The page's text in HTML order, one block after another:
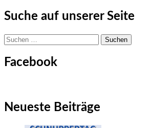
Suche auf unserer Seite
Suchen
nach:
Facebook
Neueste Beiträge